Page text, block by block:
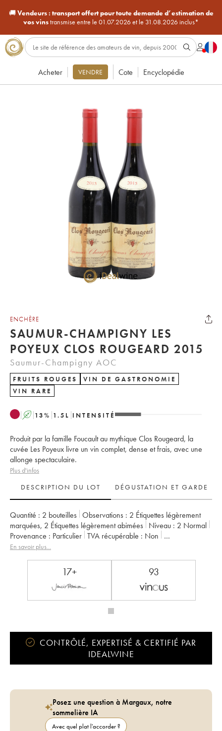
🚚Vendeurs : transport offert pour toute demande d’estimation de
vos vinstransmise entre le 01.07.2026 et le 31.08.2026 inclus*
Acheter VENDRE Cote Encyclopédie
ENCHÈRE
SAUMUR-CHAMPIGNY LES
POYEUX CLOS ROUGEARD 2015
Saumur-Champigny AOC
FRUITS ROUGES
VIN DE GASTRONOMIE
VIN RARE
A 13% 1.5 L INTENSITÉ
Produit par la famille Foucault au mythique Clos Rougeard, la
cuvée Les Poyeux livre un vin complet, dense et frais, avec une
allonge spectaculaire.
Plus d'infos
DESCRIPTION DU LOT
DÉGUSTATION ET GARDE
Quantité : 2 bouteilles Observations : 2 Étiquettes légèrement
marquées, 2 Étiquettes légèrement abimées Niveau : 2 Normal
Provenance : particulier TVA récupérable :
non
Région :
Vallée de la Loire
En savoir plus...
17+ 93
CONTRÔLÉ, EXPERTISÉ & CERTIFIÉ PAR
IDEALWINE
Posez une question à Margaux, notre
sommelière IA
Avec quel plat l'accorder ?